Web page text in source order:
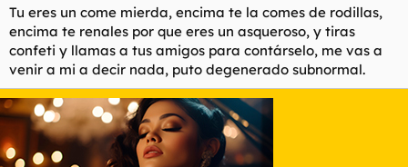
Y dejad a los entendidos comentar el asunto.
Tu eres un come mierda, encima te la comes de rodillas,
encima te renales por que eres un asqueroso, y tiras
confeti y llamas a tus amigos para contárselo, me vas a
venir a mi a decir nada, puto degenerado subnormal.